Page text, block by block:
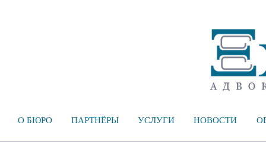
О БЮРО ПАРТНЁРЫ УСЛУГИ НОВОСТИ